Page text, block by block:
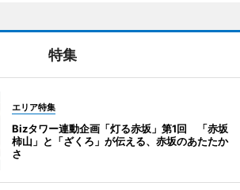
特集
エリア特集
Bizタワー連動企画「灯る赤坂」第1回 「赤坂
柿山」と「ざくろ」が伝える、赤坂のあたたか
さ